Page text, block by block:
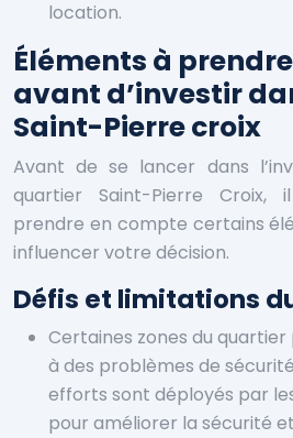
location.
Éléments à
avant d’investir
Saint-Pierre croix
Avant de se lancer dans
quartier Saint-Pierre
prendre en compte certains
influencer votre décision.
Défis et limitations
Certaines zones du
à des problèmes de
efforts sont déployés par
pour améliorer la sécurité